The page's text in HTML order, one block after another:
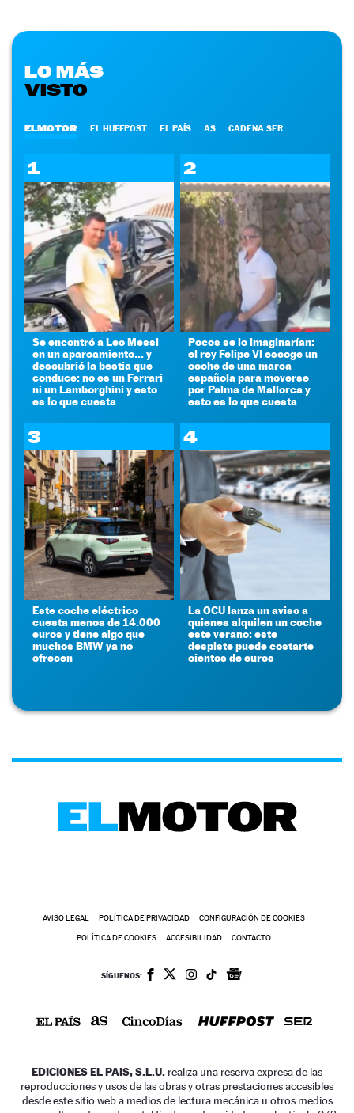
LO MÁS
VISTO
ELMOTOR EL HUFFPOST EL PAÍS AS CADENA SER
1
Se encontró a Leo Messi
en un aparcamiento... y
descubrió la bestia que
conduce: no es un Ferrari
ni un Lamborghini y esto
es lo que cuesta
2
Pocos se lo imaginarían:
el rey Felipe VI escoge un
coche de una marca
española para moverse
por Palma de Mallorca y
esto es lo que cuesta
3
Este coche eléctrico
cuesta menos de 14.000
euros y tiene algo que
muchos BMW ya no
ofrecen
4
La OCU lanza un aviso a
quienes alquilen un coche
este verano: este
despiste puede costarte
cientos de euros
AVISO LEGAL POLÍTICA DE PRIVACIDAD CONFIGURACIÓN DE COOKIES
POLÍTICA DE COOKIES ACCESIBILIDAD CONTACTO
SÍGUENOS:
EDICIONES EL PAIS, S.L.U. realiza una reserva expresa de las
reproducciones y usos de las obras y otras prestaciones accesibles
desde este sitio web a medios de lectura mecánica u otros medios